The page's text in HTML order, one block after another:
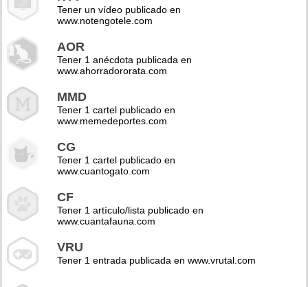
Tener un vídeo publicado en
www.notengotele.com
AOR
Tener 1 anécdota publicada en
www.ahorradororata.com
MMD
Tener 1 cartel publicado en
www.memedeportes.com
CG
Tener 1 cartel publicado en
www.cuantogato.com
CF
Tener 1 artículo/lista publicado en
www.cuantafauna.com
VRU
Tener 1 entrada publicada en www.vrutal.com